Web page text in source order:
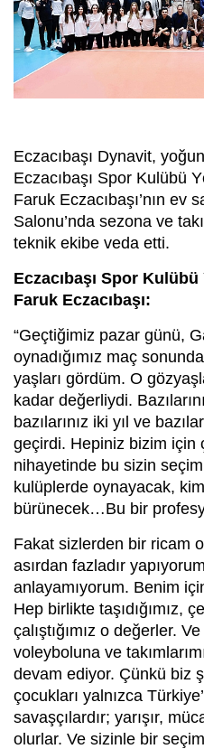
Eczacıbaşı Dynavit,
Eczacıbaşı Spor Kulübü
Faruk Eczacıbaşı’nın ev
Salonu’nda sezona ve
teknik ekibe veda etti.
Eczacıbaşı Spor
Faruk Eczacıbaşı:
“Geçtiğimiz pazar günü,
oynadığımız maç
yaşları gördüm. O
kadar değerliydi.
bazılarınız iki yıl ve
geçirdi. Hepiniz bizim için
nihayetinde bu sizin
kulüplerde oynayacak,
bürünecek…Bu bir
Fakat sizlerden bir ricam
asırdan fazladır
anlayamıyorum. Benim
Hep birlikte taşıdığımız,
çalıştığımız o değerler.
voleyboluna ve
devam ediyor. Çünkü biz
çocukları yalnızca
savaşçılardır; yarışır,
olurlar. Ve sizinle bir